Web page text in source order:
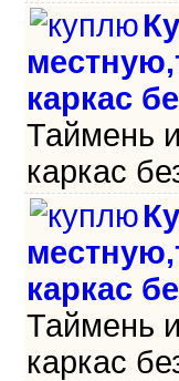
каркас
Таймень
каркас
каркас
Таймень
каркас